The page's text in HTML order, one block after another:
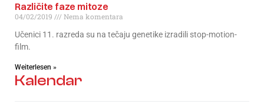
Različite faze mitoze
04/02/2019
Nema komentara
Učenici 11. razreda su na tečaju genetike izradili stop-motion-
film.
Weiterlesen »
Kalendar